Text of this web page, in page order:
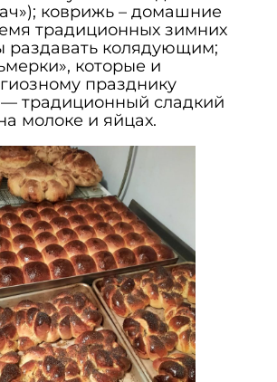
коврижь – домашние
традиционных зимних
раздавать колядующим;
которые и
празднику
— традиционный сладкий
молоке и яйцах.